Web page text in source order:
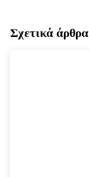
Σχετικά άρθρα